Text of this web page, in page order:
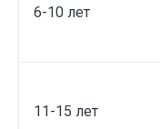
6-10 лет
11-15 лет